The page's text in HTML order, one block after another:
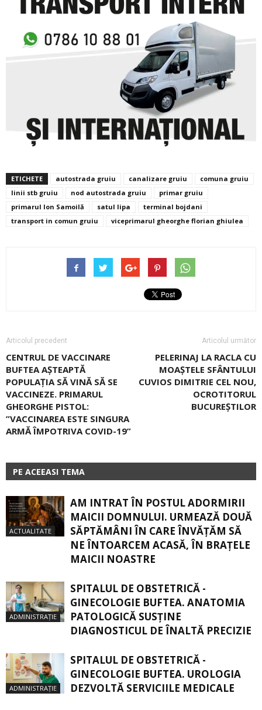
ETICHETE autostrada gruiu canalizare gruiu
comuna gruiu
linii stb gruiu
nod autostrada gruiu
primar gruiu
primarul Ion Samoilă
satul lipa
terminal bojdani
transport in comun gruiu
viceprimarul gheorghe florian ghiulea
Articolul precedent
CENTRUL DE VACCINARE
BUFTEA AȘTEAPTĂ
POPULAȚIA SĂ VINĂ SĂ SE
VACCINEZE. PRIMARUL
GHEORGHE PISTOL:
”VACCINAREA ESTE SINGURA
ARMĂ ÎMPOTRIVA COVID-19”
Articolul următor
PELERINAJ LA RACLA CU
MOAȘTELE SFÂNTULUI
CUVIOS DIMITRIE CEL NOU,
OCROTITORUL
BUCUREȘTILOR
PE ACEEASI TEMA
ACTUALITATE
AM INTRAT ÎN POSTUL ADORMIRII
MAICII DOMNULUI. URMEAZĂ DOUĂ
SĂPTĂMÂNI ÎN CARE ÎNVĂŢĂM SĂ
NE ÎNTOARCEM ACASĂ, ÎN BRAŢELE
MAICII NOASTRE
ADMINISTRAȚIE
SPITALUL DE OBSTETRICĂ -
GINECOLOGIE BUFTEA. ANATOMIA
PATOLOGICĂ SUSŢINE
DIAGNOSTICUL DE ÎNALTĂ PRECIZIE
ADMINISTRAȚIE
SPITALUL DE OBSTETRICĂ -
GINECOLOGIE BUFTEA. UROLOGIA
DEZVOLTĂ SERVICIILE MEDICALE